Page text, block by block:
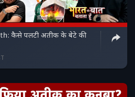
कैसे पलटी अतीक के बेटे की